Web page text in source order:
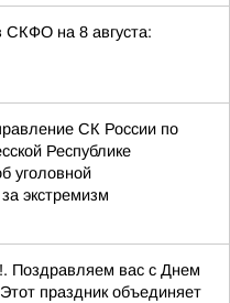
СКФО на 8 августа:
СК России по
Республике
уголовной
экстремизм
Поздравляем вас с Днем
праздник объединяет